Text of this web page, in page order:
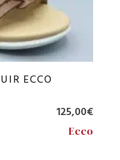
ECCO
125,00€
Ecco